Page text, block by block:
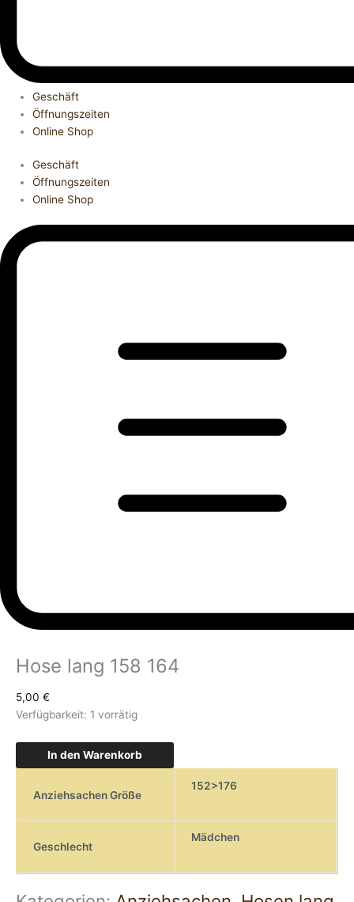
Geschäft
Öffnungszeiten
Online Shop
Geschäft
Öffnungszeiten
Online Shop
Hose lang 158 164
5,00 €
Verfügbarkeit: 1 vorrätig
In den Warenkorb
Anziehsachen Größe
152>176
Geschlecht
Mädchen